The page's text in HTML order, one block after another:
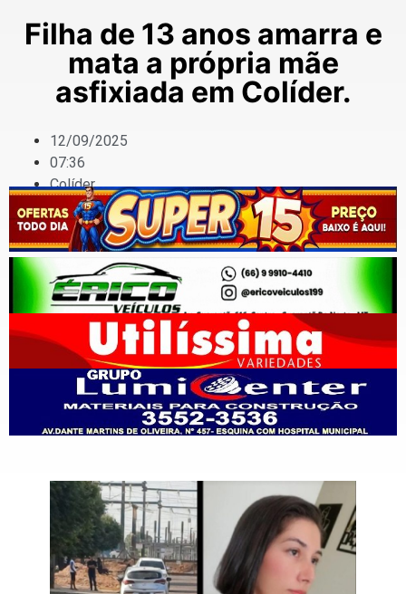
Filha de 13 anos amarra e
mata a própria mãe
asfixiada em Colíder.
12/09/2025
07:36
Colíder